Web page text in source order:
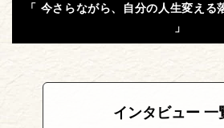
「 今さらながら、自分の人生変える
」
インタビュー 一